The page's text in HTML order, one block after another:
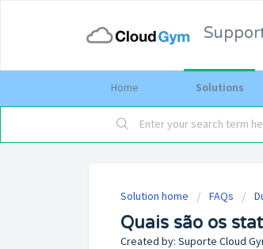
Home Solutions
Solution home FAQs
Quais são os
Created by: Suporte Cloud